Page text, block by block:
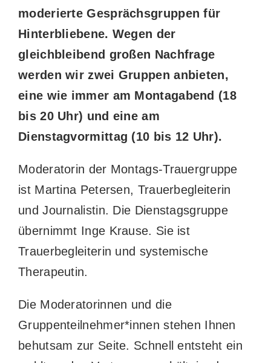
moderierte Gesprächsgruppen für
Hinterbliebene. Wegen der
gleichbleibend großen Nachfrage
werden wir zwei Gruppen anbieten,
eine wie immer am Montagabend (18
bis 20 Uhr) und eine am
Dienstagvormittag (10 bis 12 Uhr).
Moderatorin der Montags-Trauergruppe
ist Martina Petersen, Trauerbegleiterin
und Journalistin. Die Dienstagsgruppe
übernimmt Inge Krause. Sie ist
Trauerbegleiterin und systemische
Therapeutin.
Die Moderatorinnen und die
Gruppenteilnehmer*innen stehen Ihnen
behutsam zur Seite. Schnell entsteht ein